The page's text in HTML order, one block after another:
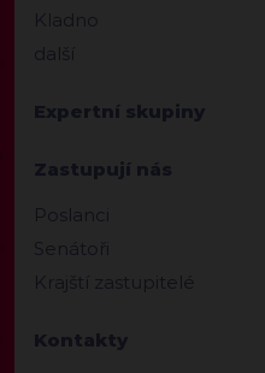
Kladno
další
Expertní skupiny
Zastupují nás
Poslanci
Senátoři
Krajští zastupitelé
Kontakty